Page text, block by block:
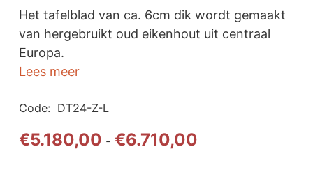
Het tafelblad van ca. 6cm dik wordt gemaakt
van hergebruikt oud eikenhout uit centraal
Europa.
Lees meer
Code: DT24-Z-L
€5.180,00 - €6.710,00